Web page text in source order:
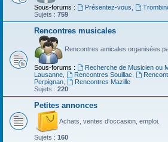
Sous-forums : Présentez-vous
Sujets : 759
Rencontres musicales
Rencontres amicales organisées
Sous-forums : Recherche de Musicien ou
Lausanne
Rencontres Souillac
Perpignan
Rencontres Mazille
Sujets : 220
Petites annonces
Achats, ventes d'occasion, emploi.
Sujets : 160